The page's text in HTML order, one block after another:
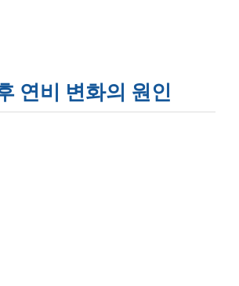
연비 변화의 원인